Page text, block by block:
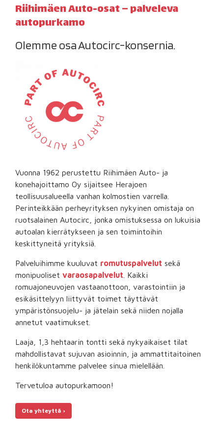
Riihimäen Auto-osat – palveleva
autopurkamo
Olemme osa Autocirc-konsernia.
Vuonna 1962 perustettu Riihimäen Auto- ja
konehajoittamo Oy sijaitsee Herajoen
teollisuusalueella vanhan kolmostien varrella.
Perinteikkään perheyrityksen nykyinen omistaja on
ruotsalainen Autocirc, jonka omistuksessa on lukuisia
autoalan kierrätykseen ja sen toimintoihin
keskittyneitä yrityksiä.
Palveluihimme kuuluvat romutuspalvelut sekä
monipuoliset varaosapalvelut . Kaikki
romuajoneuvojen vastaanottoon, varastointiin ja
esikäsittelyyn liittyvät toimet täyttävät
ympäristönsuojelu- ja jätelain sekä niiden nojalla
annetut vaatimukset.
Laaja, 1,3 hehtaarin tontti sekä nykyaikaiset tilat
mahdollistavat sujuvan asioinnin, ja ammattitaitoinen
henkilökuntamme palvelee sinua mielellään.
Tervetuloa autopurkamoon!
Ota yhteyttä ›